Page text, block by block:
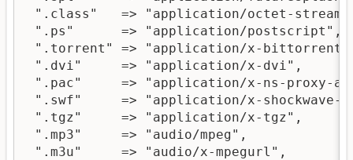
".class"   => "application/octet-
".ps"      => "application/postscript",
".torrent" => "application/x-
".dvi"     => "application/x-dvi",
".pac"     => "application/x-ns-proxy-
".swf"     => "application/x-shockwave-
".tgz"     => "application/x-tgz",
".mp3"     => "audio/mpeg",
".m3u"     => "audio/x-mpegurl",